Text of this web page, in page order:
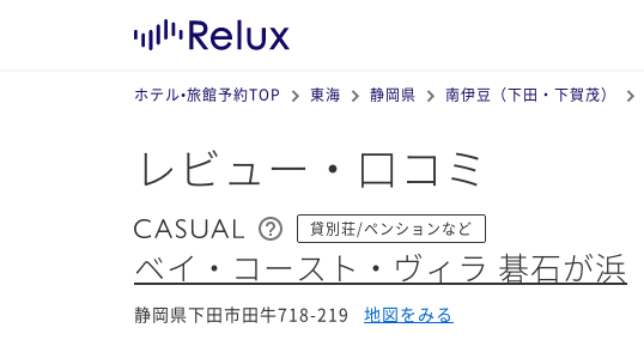
ホテル•旅館予約TOP 東海 静岡県 南伊豆（下田・下賀茂）
レビュー・口コミ
貸別荘/ペンションなど
ベイ・コースト・ヴィラ 碁石が浜
静岡県下田市田牛718-219 地図をみる